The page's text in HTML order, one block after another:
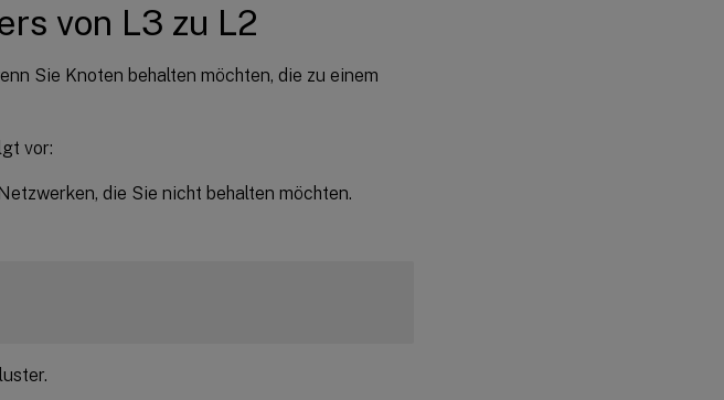
von L3 zu L2
Sie Knoten behalten möchten, die zu einem
vor:
die Sie nicht behalten möchten.